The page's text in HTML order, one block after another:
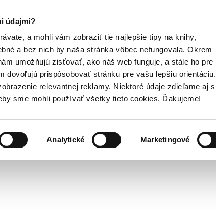
údajmi?
a mohli vám zobraziť tie najlepšie tipy na knihy,
a bez nich by naša stránka vôbec nefungovala. Okrem
umožňujú zisťovať, ako náš web funguje, a stále ho pre
dovoľujú prispôsobovať stránku pre vašu lepšiu orientáciu.
relevantnej reklamy. Niektoré údaje zdieľame aj s
sme mohli používať všetky tieto cookies. Ďakujeme!
Analytické Marketingové